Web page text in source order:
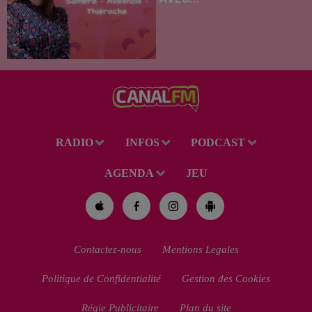
RADIO INFOS PODCAST
AGENDA JEU
Contactez-nous Mentions Legales
Politique de Confidentialité Gestion des Cookies
Régie Publicitaire Plan du site